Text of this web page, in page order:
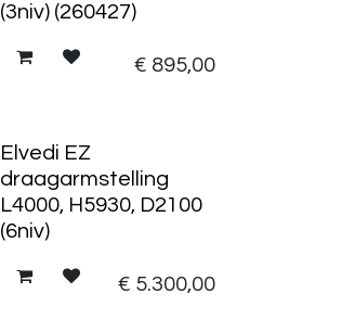
(3niv) (260427)
€ 895,00
Elvedi EZ
draagarmstelling
L4000, H5930, D2100
(6niv)
€ 5.300,00